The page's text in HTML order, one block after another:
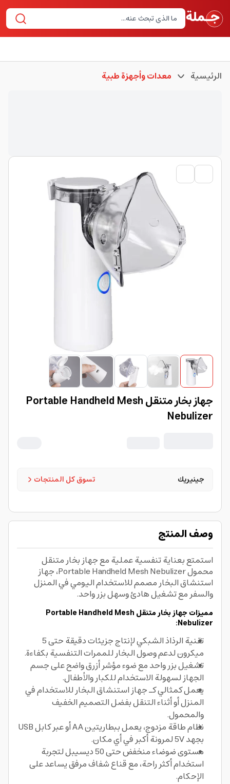
الرئيسية معدات وأجهزة طبية
جهاز بخار متنقل Portable Handheld Mesh
Nebulizer
تسوق كل المنتجات جينيريك
وصف المنتج
استمتع بعناية تنفسية عملية مع جهاز بخار متنقل
محمول Portable Handheld Mesh Nebulizer، جهاز
استنشاق البخار مصمم للاستخدام اليومي في المنزل
والسفر مع تشغيل هادئ وسهل بزر واحد.
مميزات جهاز بخار متنقل Portable Handheld Mesh
Nebulizer:
تقنية الرذاذ الشبكي لإنتاج جزيئات دقيقة حتى 5
ميكرون لدعم وصول البخار للممرات التنفسية بكفاءة.
تشغيل بزر واحد مع ضوء مؤشر أزرق واضح على جسم
الجهاز لسهولة الاستخدام للكبار والأطفال.
يعمل كمثالي كـ جهاز استنشاق البخار للاستخدام في
المنزل أو أثناء التنقل بفضل التصميم الخفيف
والمحمول.
نظام طاقة مزدوج، يعمل ببطاريتين AA أو عبر كابل USB
بجهد 5V لمرونة أكبر في أي مكان.
مستوى ضوضاء منخفض حتى 50 ديسيبل لتجربة
استخدام أكثر راحة، مع قناع شفاف مرفق يساعد على
الإحكام.